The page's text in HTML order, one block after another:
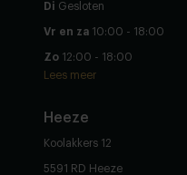
Di Gesloten
Vr en za 10:00 - 18:00
Zo 12:00 - 18:00
Lees meer
Heeze
Koolakkers 12
5591 RD Heeze